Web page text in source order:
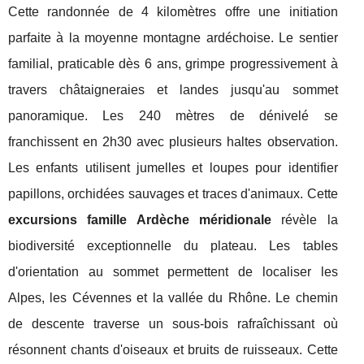
Cette randonnée de 4 kilomètres offre une initiation
parfaite à la moyenne montagne ardéchoise. Le sentier
familial, praticable dès 6 ans, grimpe progressivement à
travers châtaigneraies et landes jusqu'au sommet
panoramique. Les 240 mètres de dénivelé se
franchissent en 2h30 avec plusieurs haltes observation.
Les enfants utilisent jumelles et loupes pour identifier
papillons, orchidées sauvages et traces d'animaux. Cette
excursions famille Ardèche méridionalerévèle la
biodiversité exceptionnelle du plateau. Les tables
d'orientation au sommet permettent de localiser les
Alpes, les Cévennes et la vallée du Rhône. Le chemin
de descente traverse un sous-bois rafraîchissant où
résonnent chants d'oiseaux et bruits de ruisseaux. Cette